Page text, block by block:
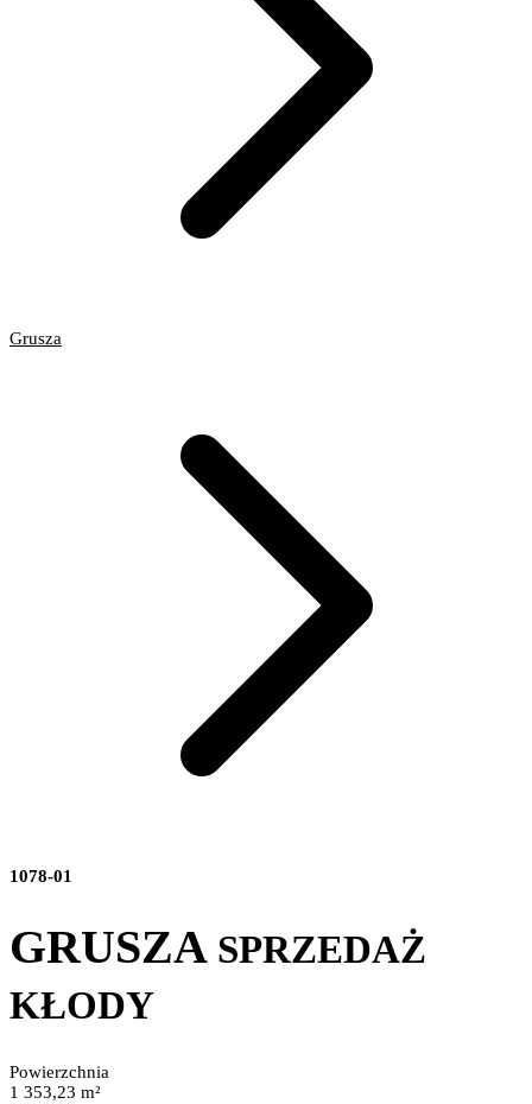
Grusza
1078-01
GRUSZA SPRZEDAŻ
KŁODY
Powierzchnia
1 353,23 m²